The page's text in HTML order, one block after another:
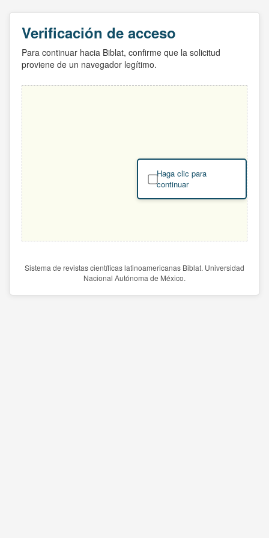
Verificación de acceso
Para continuar hacia Biblat, confirme que la solicitud
proviene de un navegador legítimo.
Haga clic para
continuar
Sistema de revistas científicas latinoamericanas Biblat. Universidad
Nacional Autónoma de México.